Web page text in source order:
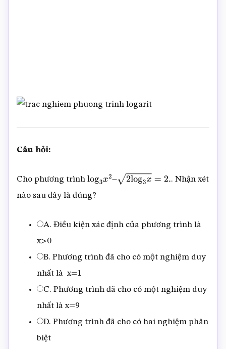
Câu hỏi:
Cho phương trình log3x2 2log3x=2.
. Nhận xét
nào sau đây là đúng?
A. Điều kiện xác định của phương trình là
x>0
B. Phương trình đã cho có một nghiệm duy
nhất là x=1
C. Phương trình đã cho có một nghiệm duy
nhất là x=9
D. Phương trình đã cho có hai nghiệm phân
biệt